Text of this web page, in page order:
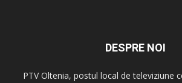
DESPRE NOI
PTV Oltenia, postul local de televiziune